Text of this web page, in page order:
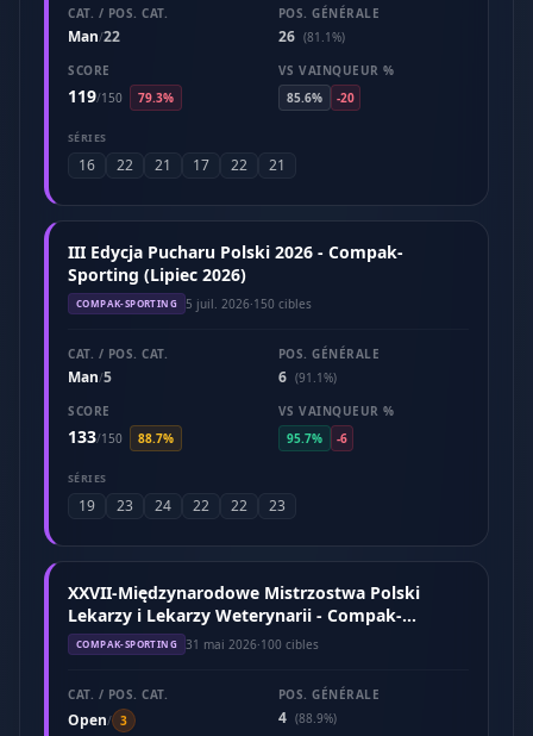
CAT. / POS. CAT.
Man/22
POS. GÉNÉRALE
26 (81.1%)
SCORE
119/150 79.3%
VS VAINQUEUR %
85.6%
-20
SÉRIES
16 22 21 17 22 21
III Edycja Pucharu Polski 2026 - Compak-
Sporting (Lipiec 2026)
COMPAK-SPORTING 5 juil. 2026·150 cibles
CAT. / POS. CAT.
Man/5
POS. GÉNÉRALE
6 (91.1%)
SCORE
133/150 88.7%
VS VAINQUEUR %
95.7%
-6
SÉRIES
19 23 24 22 22 23
XXVII-Międzynarodowe Mistrzostwa Polski
Lekarzy i Lekarzy Weterynarii - Compak-
Sporting (Maj 2026)
COMPAK-SPORTING 31 mai 2026·100 cibles
CAT. / POS. CAT.
Open/ 3
POS. GÉNÉRALE
4 (88.9%)